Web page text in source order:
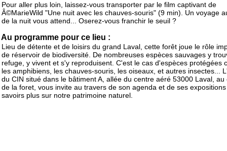
Pour aller plus loin, laissez-vous transporter par le film captivant de
Â©MarieWild "Une nuit avec les chauves-souris" (9 min). Un voyage
de la nuit vous attend... Oserez-vous franchir le seuil ?
Au programme pour ce lieu :
Lieu de détente et de loisirs du grand Laval, cette forêt joue le rôle
de réservoir de biodiversité. De nombreuses espèces sauvages y
refuge, y vivent et s'y reproduisent. C'est le cas d'espèces protégées
les amphibiens, les chauves-souris, les oiseaux, et autres insectes...
du CIN situé dans le bâtiment A, allée du centre aéré 53000 Laval, au
de la foret, vous invite au travers de son agenda et de ses
savoirs plus sur notre patrimoine naturel.